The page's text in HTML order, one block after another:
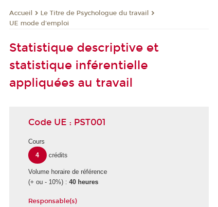
Accueil
Le Titre de Psychologue du travail
UE mode d'emploi
Statistique descriptive et
statistique inférentielle
appliquées au travail
Code UE : PST001
Cours
4
crédits
Volume horaire de référence
(+ ou - 10%) : 40 heures
Responsable(s)